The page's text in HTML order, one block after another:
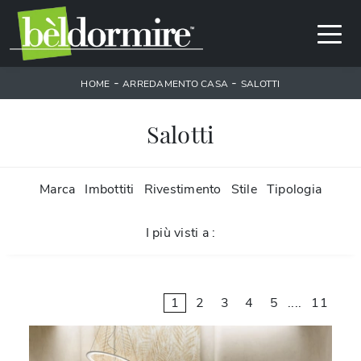
HOME -ARREDAMENTO CASA - SALOTTI
Salotti
Marca Imbottiti Rivestimento Stile Tipologia
I più visti a :
1 2 3 4 5 .... 11